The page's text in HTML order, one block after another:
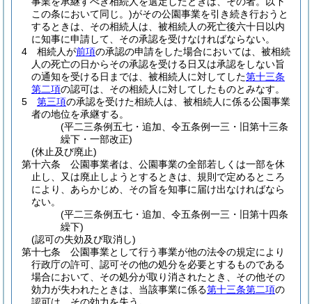
この条において同じ。)がその公園事業を引き続き行おうと
するときは、その相続人は、被相続人の死亡後六十日以内
に知事に申請して、その承認を受けなければならない。
4
相続人が前項の承認の申請をした場合においては、被相続
人の死亡の日からその承認を受ける日又は承認をしない旨
の通知を受ける日までは、被相続人に対してした第十三条
第二項の認可は、その相続人に対してしたものとみなす。
5
第三項の承認を受けた相続人は、被相続人に係る公園事業
者の地位を承継する。
(平二三条例五七・追加、令五条例一三・旧第十三条
繰下・一部改正)
(休止及び廃止)
第十六条
公園事業者は、公園事業の全部若しくは一部を休
止し、又は廃止しようとするときは、規則で定めるところ
により、あらかじめ、その旨を知事に届け出なければなら
ない。
(平二三条例五七・追加、令五条例一三・旧第十四条
繰下)
(認可の失効及び取消し)
第十七条
公園事業として行う事業が他の法令の規定により
行政庁の許可、認可その他の処分を必要とするものである
場合において、その処分が取り消されたとき、その他その
効力が失われたときは、当該事業に係る第十三条第二項の